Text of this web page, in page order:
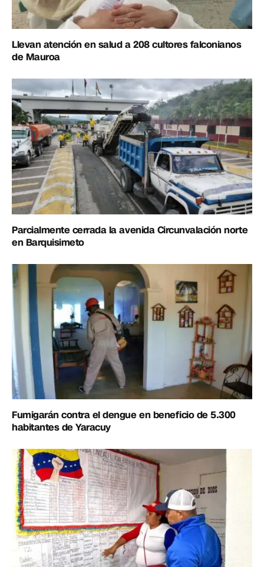
Llevan atención en salud a 208 cultores falconianos
de Mauroa
Parcialmente cerrada la avenida Circunvalación norte
en Barquisimeto
Fumigarán contra el dengue en beneficio de 5.300
habitantes de Yaracuy